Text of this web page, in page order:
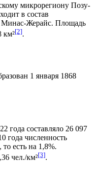
микрорегиону Позу-
в состав
Жерайс. Площадь
км²[2].
1 января 1868
года составляло 26 097
года численность
есть на 1,8%.
чел./км²[3].